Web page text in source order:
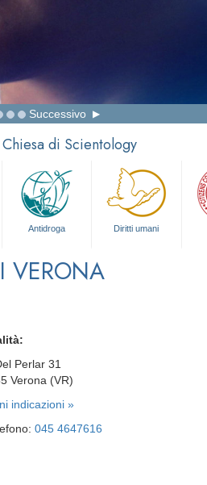
Successivo
di Scientology
Antidroga Diritti umani
VERONA
Perlar 31
Verona (VR)
indicazioni »
045 4647616